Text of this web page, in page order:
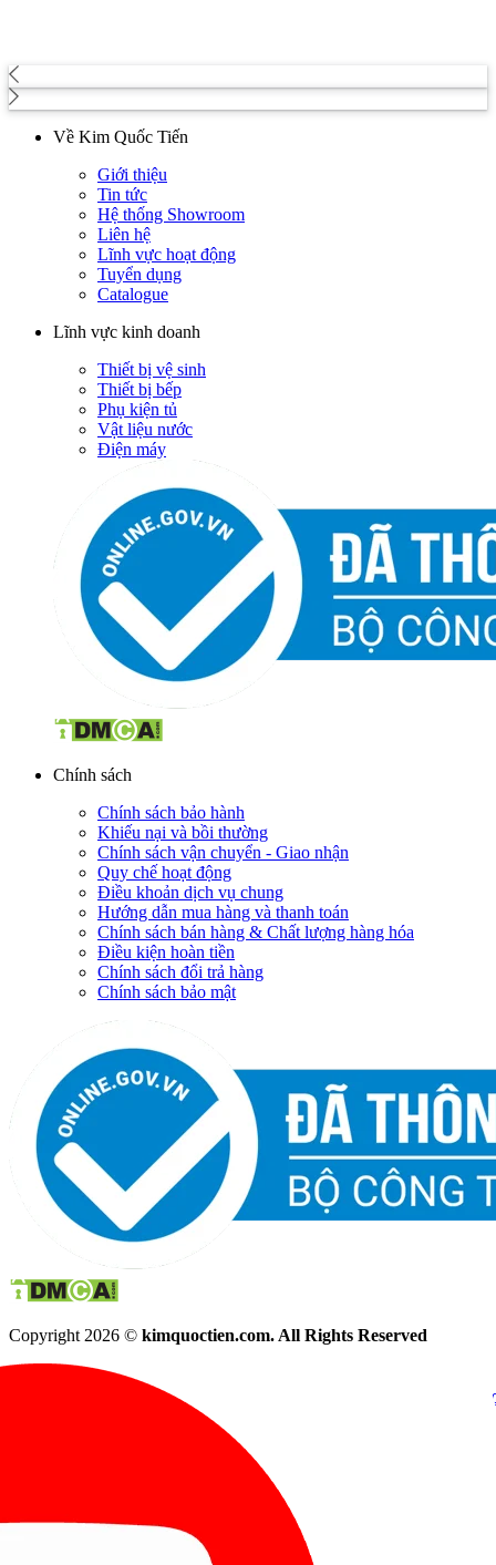
Về Kim Quốc Tiến
Giới thiệu
Tin tức
Hệ thống Showroom
Liên hệ
Lĩnh vực hoạt động
Tuyển dụng
Catalogue
Lĩnh vực kinh doanh
Thiết bị vệ sinh
Thiết bị bếp
Phụ kiện tủ
Vật liệu nước
Điện máy
Chính sách
Chính sách bảo hành
Khiếu nại và bồi thường
Chính sách vận chuyển - Giao nhận
Quy chế hoạt động
Điều khoản dịch vụ chung
Hướng dẫn mua hàng và thanh toán
Chính sách bán hàng & Chất lượng hàng hóa
Điều kiện hoàn tiền
Chính sách đổi trả hàng
Chính sách bảo mật
Copyright 2026 © kimquoctien.com. All Rights Reserved
(8h00 - 21h30)
(8h00 -